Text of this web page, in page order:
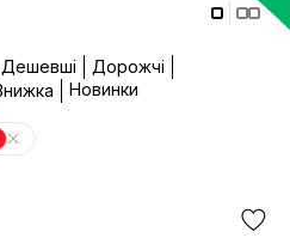
Дешевші
Дорожчі
Новинки